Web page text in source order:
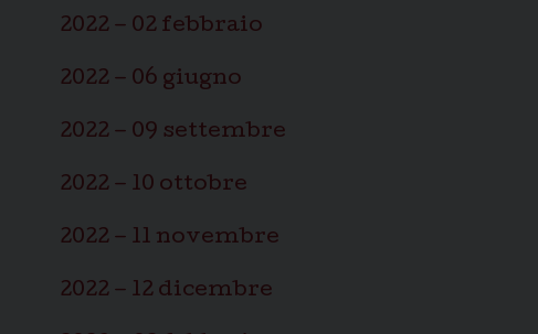
2022 – 02 febbraio
2022 – 06 giugno
2022 – 09 settembre
2022 – 10 ottobre
2022 – 11 novembre
2022 – 12 dicembre